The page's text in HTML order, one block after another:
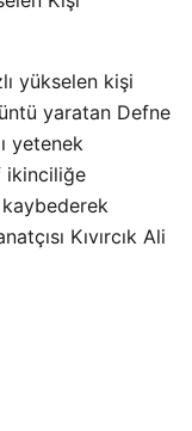
yükselen kişi
yaratan Defne
yetenek
ikinciliğe
kaybederek
Kıvırcık Ali